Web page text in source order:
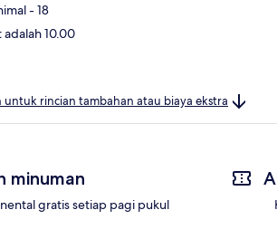
- 18
10.00
untuk rincian tambahan atau biaya ekstra
minuman
gratis setiap pagi pukul